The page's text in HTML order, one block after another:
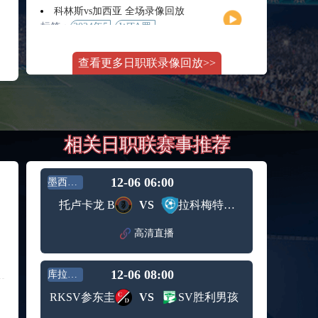
女单第2
轮
科林斯vs加西亚 全场录像回放
标签：
2024年5
WTA罗
赛女单
第3轮
斯维托丽娜vs萨巴伦卡 全场录像回放
2024年5
月14日
WTA罗
马公开
纳波利塔诺vs贾里 全场录像回放
男单第3
轮
标签： 2024年5
月11日
WTA1000
罗马大
师赛第3
轮
WTT沙特大满贯女单半决赛 陈梦vs早田希娜 全场录像回放
标签：
2024年5
月11日
WTT沙
贯女单
蒙泰罗vs凯茨曼诺维奇 全场录像回放
大师赛
轮
纳尔迪vs鲁内 全场录像回放
标签： 2024年5
月12日
ATP罗马
大师赛
男单第2
轮
萨卡里vs加里宁娜 全场录像回放
标签： 2024年5
WTA罗
马大师
查看更多日职联录像回放>>
相关日职联赛事推荐
墨西乙A 12-06 06:00
托卢卡龙 B VS 拉科梅特佩克
高清直播
库拉索联 12-06 08:00
RKSV参东圭 VS SV胜利男孩